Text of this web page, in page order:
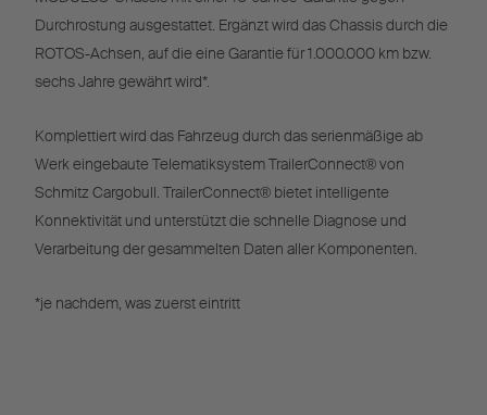
Durchrostung ausgestattet. Ergänzt wird das Chassis durch die
ROTOS-Achsen, auf die eine Garantie für 1.000.000 km bzw.
sechs Jahre gewährt wird*.
Komplettiert wird das Fahrzeug durch das serienmäßige ab
Werk eingebaute Telematiksystem TrailerConnect® von
Schmitz Cargobull. TrailerConnect® bietet intelligente
Konnektivität und unterstützt die schnelle Diagnose und
Verarbeitung der gesammelten Daten aller Komponenten.
*je nachdem, was zuerst eintritt